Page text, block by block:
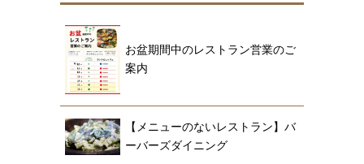
お盆期間中のレストラン営業のご
案内
【メニューのないレストラン】バ
ーバーズダイニング